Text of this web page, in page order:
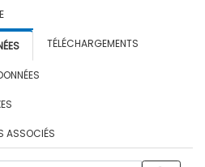
TÉLÉCHARGEMENTS
ASSOCIÉS